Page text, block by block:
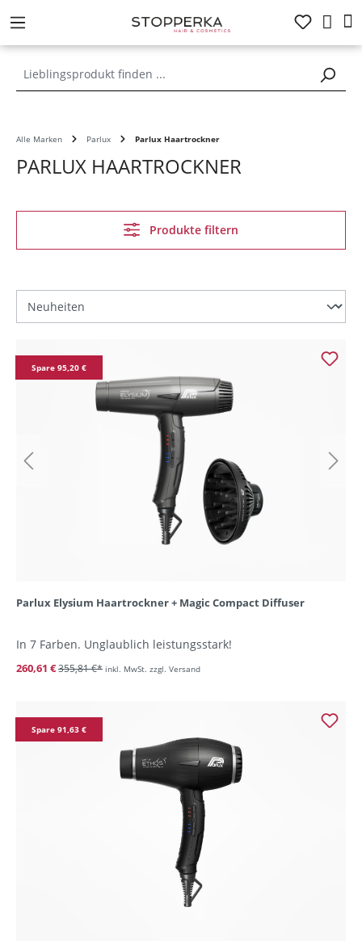
springen
Alle Marken Parlux Parlux Haartrockner
PARLUX HAARTROCKNER
Produkte filtern
Spare 95,20 €
Parlux Elysium Haartrockner + Magic Compact Diffuser
In 7 Farben. Unglaublich leistungsstark!
260,61 €355,81 €* inkl. MwSt. zzgl. Versand
Spare 91,63 €